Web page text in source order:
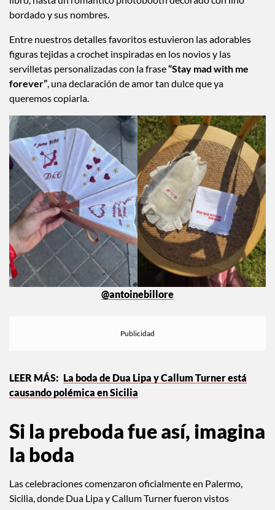
sintiera única. La pareja incluyó varios guiños a su historia de
amor, desde libros colocados durante la celebración preboda,
una referencia a cómo se conocieron mientras leían el mismo
libro, hasta un romántico photobooth decorado con lino
bordado y sus nombres.
Entre nuestros detalles favoritos estuvieron las adorables
figuras tejidas a crochet inspiradas en los novios y las
servilletas personalizadas con la frase
“Stay mad with me
forever”, una declaración de amor tan dulce que ya
queremos copiarla.
La boda de Dua Lipa y Callum Turner está
causando polémica en Sicilia
Si la preboda fue así, imagina